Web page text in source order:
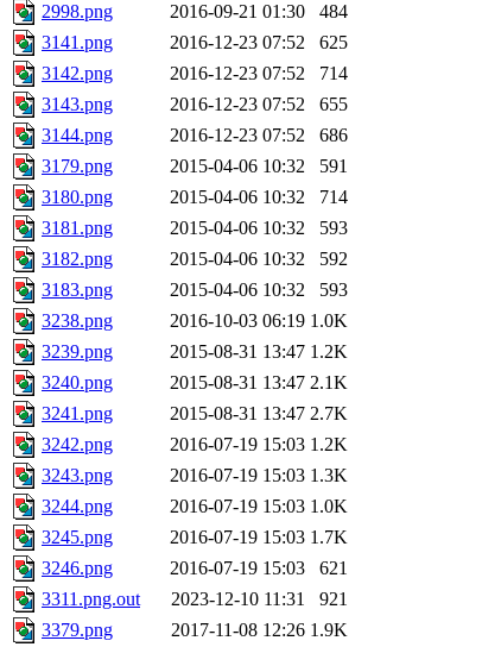
2998.png
2016-09-21 01:30
484
3141.png
2016-12-23 07:52
625
3142.png
2016-12-23 07:52
714
3143.png
2016-12-23 07:52
655
3144.png
2016-12-23 07:52
686
3179.png
2015-04-06 10:32
591
3180.png
2015-04-06 10:32
714
3181.png
2015-04-06 10:32
593
3182.png
2015-04-06 10:32
592
3183.png
2015-04-06 10:32
593
3238.png
2016-10-03 06:19 1.0K
3239.png
2015-08-31 13:47 1.2K
3240.png
2015-08-31 13:47 2.1K
3241.png
2015-08-31 13:47 2.7K
3242.png
2016-07-19 15:03 1.2K
3243.png
2016-07-19 15:03 1.3K
3244.png
2016-07-19 15:03 1.0K
3245.png
2016-07-19 15:03 1.7K
3246.png
2016-07-19 15:03
621
3311.png.out
2023-12-10 11:31
921
3379.png
2017-11-08 12:26 1.9K